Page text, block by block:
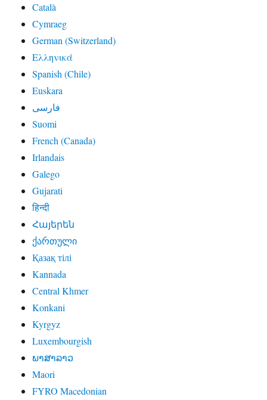
Català
Cymraeg
German (Switzerland)
Ελληνικά
Spanish (Chile)
Euskara
فارسی
Suomi
French (Canada)
Irlandais
Galego
Gujarati
हिन्दी
Հայերեն
ქართული
Қазақ тілі
Kannada
Central Khmer
Konkani
Kyrgyz
Luxembourgish
ພາສາລາວ
Maori
FYRO Macedonian